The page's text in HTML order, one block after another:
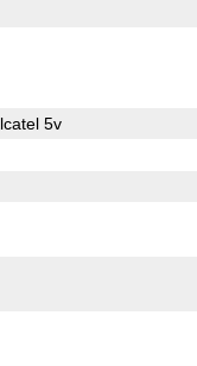
5v